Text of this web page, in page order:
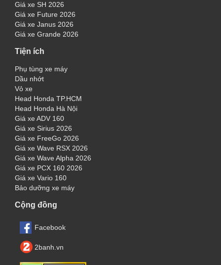
Giá xe SH 2026
Giá xe Future 2026
Giá xe Janus 2026
Giá xe Grande 2026
Tiện ích
Phụ tùng xe máy
Dầu nhớt
Vỏ xe
Head Honda TP.HCM
Head Honda Hà Nội
Giá xe ADV 160
Giá xe Sirius 2026
Giá xe FreeGo 2026
Giá xe Wave RSX 2026
Giá xe Wave Alpha 2026
Giá xe PCX 160 2026
Giá xe Vario 160
Bảo dưỡng xe máy
Cộng đồng
Facebook
2banh.vn